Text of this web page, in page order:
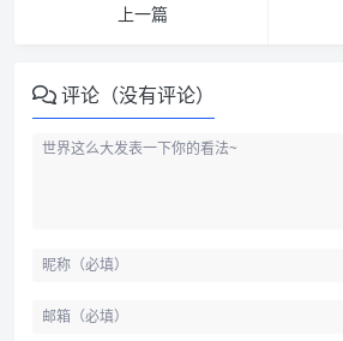
上一篇
评论（没有评论）